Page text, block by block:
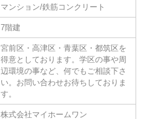
マンション/鉄筋コンクリート
7階建
宮前区・高津区・青葉区・都筑区を
得意としております。学区の事や周
辺環境の事など、何でもご相談下さ
い。お問い合わせお待ちしておりま
す。
株式会社マイホームワン